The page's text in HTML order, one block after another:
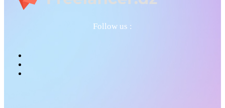
Follow us :